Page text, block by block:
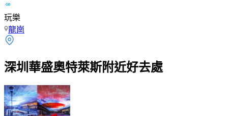
玩樂
龍崗
深圳華盛奧特萊斯附近好去處